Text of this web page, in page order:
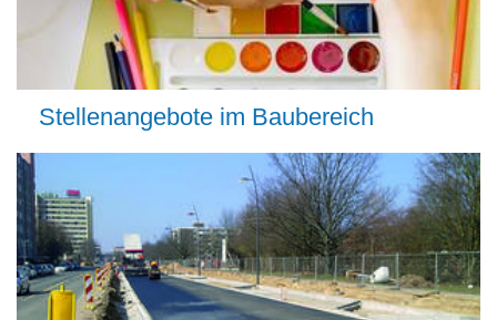
Stellenangebote im Baubereich